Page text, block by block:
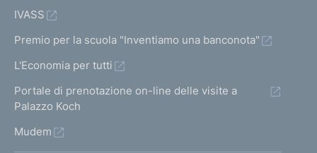
IVASS
Premio per la scuola "Inventiamo una banconota"
L'Economia per tutti
Portale di prenotazione on-line delle visite a
Palazzo Koch
Mudem